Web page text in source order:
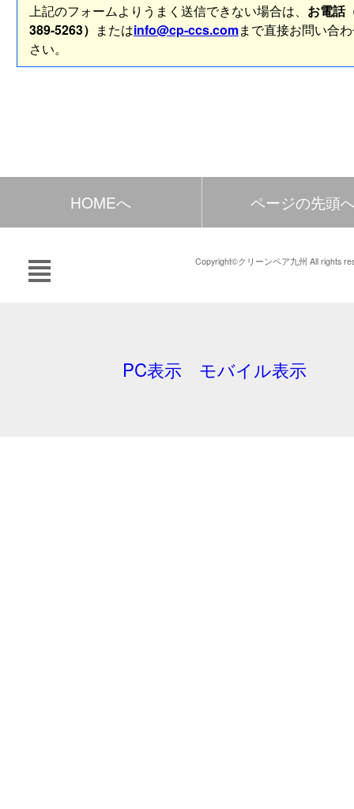
上記のフォームよりうまく送信できない場合は、 お電話
389-5263） またはinfo@cp-ccs.comまで直接お問い合
さい。
HOMEへ ページの先頭
Copyright©クリーンペア九州 All rights
PC表示 モバイル表示